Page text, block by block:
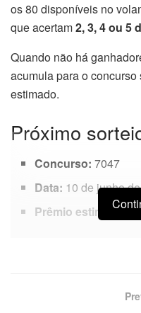
os 80 disponíveis no
que acertam2, 3, 4 ou 5
Quando não há
acumula para o
estimado.
Próximo
Concurso: 7047
Data: 10 de junho
Prêmio estimado: